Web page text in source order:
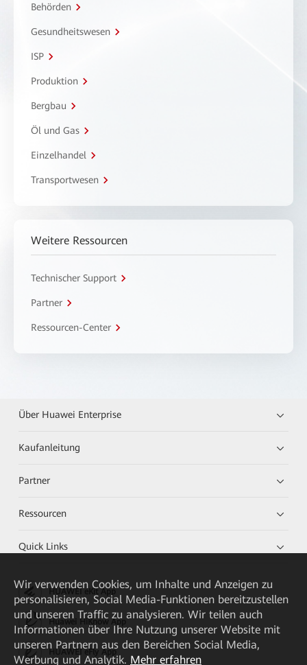
Behörden
Gesundheitswesen
ISP
Produktion
Bergbau
Öl und Gas
Einzelhandel
Transportwesen
Weitere Ressourcen
Technischer Support
Partner
Ressourcen-Center
Über Huawei Enterprise
Kaufanleitung
Partner
Ressourcen
Quick Links
HUAWEI eKit App
Huawei HiKnow App
HUAWEI eFly App
Wir verwenden Cookies, um Inhalte und Anzeigen zu
personalisieren, Social Media-Funktionen bereitzustellen
und unseren Traffic zu analysieren. Wir teilen auch
Informationen über Ihre Nutzung unserer Website mit
unseren Partnern aus den Bereichen Social Media,
Werbung und Analytik. Mehr erfahren